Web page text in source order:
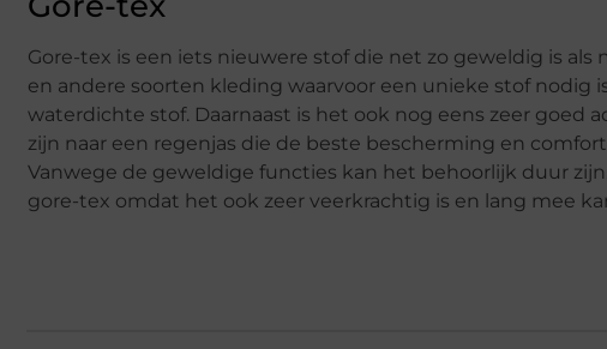
Gore-tex is een iets nieuwere stof die net zo geweldig is
en andere soorten kleding waarvoor een unieke stof nodig
waterdichte stof. Daarnaast is het ook nog eens zeer goed
zijn naar een regenjas die de beste bescherming en
Vanwege de geweldige functies kan het behoorlijk duur
gore-tex omdat het ook zeer veerkrachtig is en lang mee